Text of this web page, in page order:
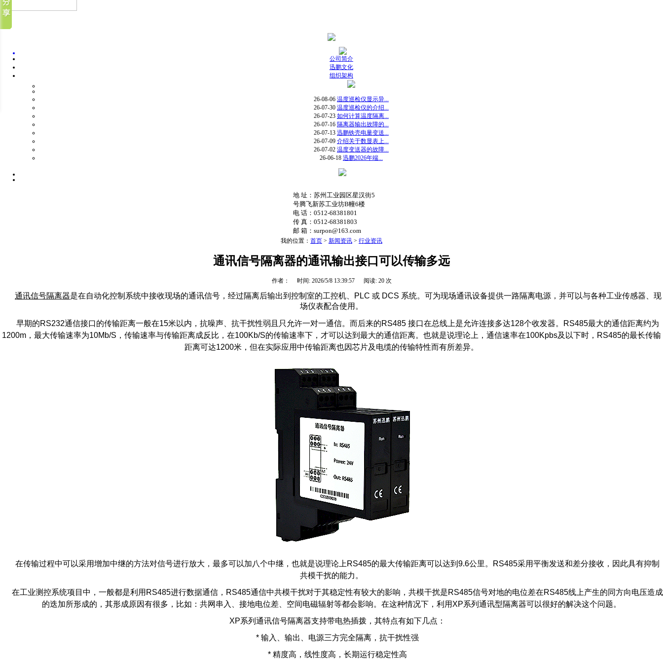
公司简介
迅鹏文化
组织架构
26-08-06 温度巡检仪显示异...
26-07-30 温度巡检仪的介绍...
26-07-23 如何计算温度隔离...
26-07-16 隔离器输出故障的...
26-07-13 迅鹏铁壳电量变送...
26-07-09 介绍关于数显表上...
26-07-02 温度变送器的故障...
26-06-18 迅鹏2026年端...
地 址：苏州工业园区星汉街5
号腾飞新苏工业坊B幢6楼
电 话：0512-68381801
传 真：0512-68381803
邮 箱：surpon@163.com
我的位置： 首页 > 新闻资讯 > 行业资讯
通讯信号隔离器的通讯输出接口可以传输多远
作者： 时间: 2026/5/8 13:39:57 阅读: 20 次
通讯信号隔离器是在自动化控制系统中接收现场的通讯信号，经过隔离后输出到控制室的工控机、PLC 或 DCS 系统。可为现场通讯设备提供一路隔离电源，并可以与各种工业传感器、现
场仪表配合使用。
早期的RS232通信接口的传输距离一般在15米以内，抗噪声、抗干扰性弱且只允许一对一通信。而后来的RS485 接口在总线上是允许连接多达128个收发器。RS485最大的通信距离约为
1200m，最大传输速率为10Mb/S，传输速率与传输距离成反比，在100Kb/S的传输速率下，才可以达到最大的通信距离。也就是说理论上，通信速率在100Kpbs及以下时，RS485的最长传输
距离可达1200米，但在实际应用中传输距离也因芯片及电缆的传输特性而有所差异。
在传输过程中可以采用增加中继的方法对信号进行放大，最多可以加八个中继，也就是说理论上RS485的最大传输距离可以达到9.6公里。RS485采用平衡发送和差分接收，因此具有抑制
共模干扰的能力。
在工业测控系统项目中，一般都是利用RS485进行数据通信，RS485通信中共模干扰对于其稳定性有较大的影响，共模干扰是RS485信号对地的电位差在RS485线上产生的同方向电压造成
的迭加所形成的，其形成原因有很多，比如：共网串入、接地电位差、空间电磁辐射等都会影响。在这种情况下，利用XP系列通讯型隔离器可以很好的解决这个问题。
XP系列通讯信号隔离器支持带电热插拨，其特点有如下几点：
* 输入、输出、电源三方完全隔离，抗干扰性强
* 精度高，线性度高，长期运行稳定性高